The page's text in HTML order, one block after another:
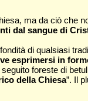
ma da ciò che
dal sangue di
di qualsiasi
esprimersi in
foreste di
della Chiesa”. Il